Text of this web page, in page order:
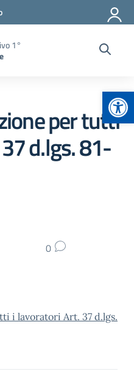
1°
per tutti
d.lgs. 81-
0
i lavoratori Art. 37 d.lgs.